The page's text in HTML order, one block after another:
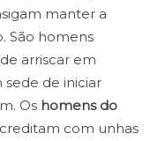
manter a
São homens
arriscar em
sede de iniciar
Os homens do
com unhas